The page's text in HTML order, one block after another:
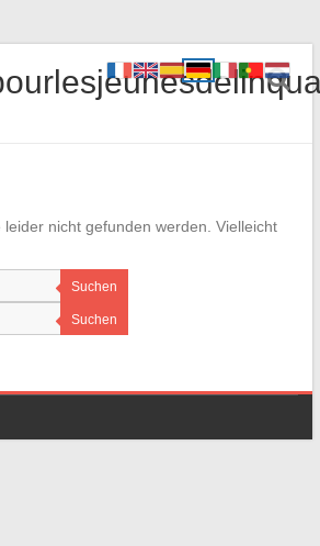
nicht gefunden werden. Vielleicht
Suchen
Suchen